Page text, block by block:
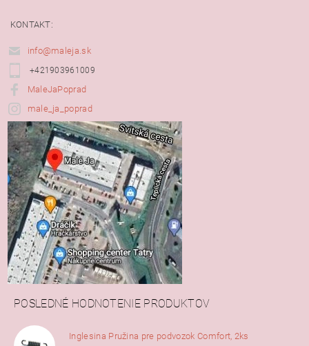
KONTAKT:
info@maleja.sk
+421903961009
MaleJaPoprad
male_ja_poprad
POSLEDNÉ HODNOTENIE PRODUKTOV
Inglesina Pružina pre podvozok Comfort, 2ks